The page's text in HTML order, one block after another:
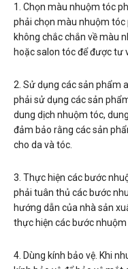
1. Chọn màu nhuộm tóc
phải chọn màu nhuộm tóc
không chắc chắn về màu
hoặc salon tóc để được tư
2. Sử dụng các sản phẩm
phải sử dụng các sản
dung dịch nhuộm tóc,
đảm bảo rằng các sản
cho da và tóc.
3. Thực hiện các bước
phải tuân thủ các bước
hướng dẫn của nhà sản
thực hiện các bước
4. Dùng kính bảo vệ. Khi